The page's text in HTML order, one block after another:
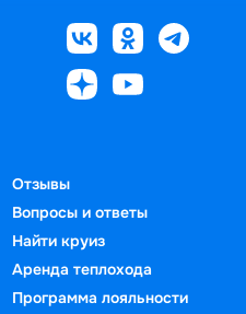
Отзывы
Вопросы и ответы
Найти круиз
Аренда теплохода
Программа лояльности